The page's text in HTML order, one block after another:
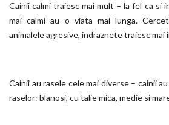
Cainii calmi traiesc mai mult – la fel ca si
mai calmi au o viata mai lunga.
animalele agresive, indraznete traiesc mai
Cainii au rasele cele mai diverse – cainii
raselor: blanosi, cu talie mica, medie si